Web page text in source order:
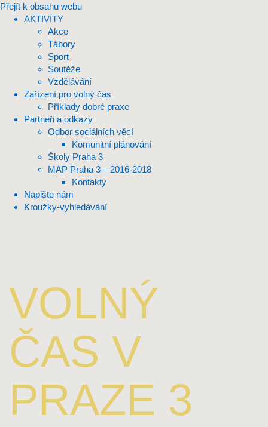
Přejít k obsahu webu
AKTIVITY
Akce
Tábory
Sport
Soutěže
Vzdělávání
Zařízení pro volný čas
Příklady dobré praxe
Partneři a odkazy
Odbor sociálních věcí
Komunitní plánování
Školy Praha 3
MAP Praha 3 – 2016-2018
Kontakty
Napište nám
Kroužky-vyhledávání
VOLNÝ
ČAS V
PRAZE 3